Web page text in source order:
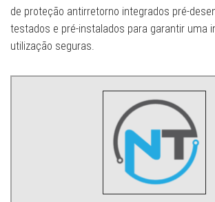
de proteção antirretorno integrados pré-
testados e pré-instalados para garantir uma
utilização seguras.